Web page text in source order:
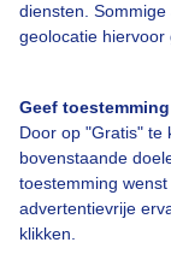
diensten.
geolocatie hiervoor
Geef
Door op "Gratis" te
bovenstaande
toestemming
advertentievrije
klikken.Adverteren